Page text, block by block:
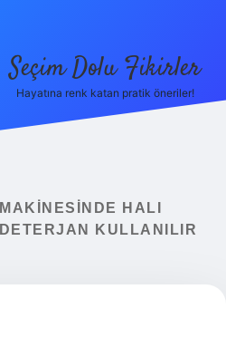
Seçim Dolu Fikirler
Hayatına renk katan pratik öneriler!
HALI
KULLANILIR